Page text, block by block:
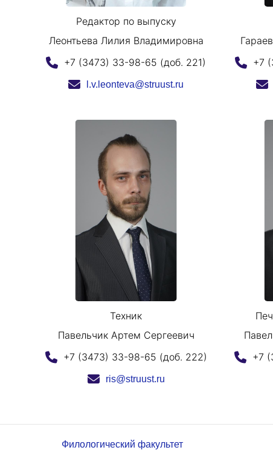
Редактор по выпуску
Леонтьева Лилия Владимировна
+7 (3473) 33-98-65 (доб. 221)
l.v.leonteva@struust.ru
+7
Техник
Павельчик Артем Сергеевич
+7 (3473) 33-98-65 (доб. 222)
ris@struust.ru
+7
Филологический факультет